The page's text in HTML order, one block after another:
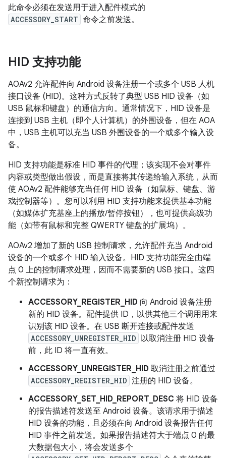
此命令必须在发送用于进入配件模式的
ACCESSORY_START 命令之前发送。
HID 支持功能
AOAv2 允许配件向 Android 设备注册一个或多个 USB 人机
接口设备 (HID)。这种方式反转了典型 USB HID 设备（如
USB 鼠标和键盘）的通信方向。通常情况下，HID 设备是
连接到 USB 主机（即个人计算机）的外围设备，但在 AOA
中，USB 主机可以充当 USB 外围设备的一个或多个输入设
备。
HID 支持功能是标准 HID 事件的代理；该实现不会对事件
内容或类型做出假设，而是直接将其传递给输入系统，从而
使 AOAv2 配件能够充当任何 HID 设备（如鼠标、键盘、游
戏控制器等）。您可以利用 HID 支持功能来提供基本功能
（如媒体扩充基座上的播放/暂停按钮），也可提供高级功
能（如带有鼠标和完整 QWERTY 键盘的扩展坞）。
AOAv2 增加了新的 USB 控制请求，允许配件充当 Android
设备的一个或多个 HID 输入设备。HID 支持功能完全由端
点 0 上的控制请求处理，因而不需要新的 USB 接口。这四
个新控制请求为：
ACCESSORY_REGISTER_HID 向 Android 设备注册
新的 HID 设备。配件提供 ID，以供其他三个调用用来
识别该 HID 设备。在 USB 断开连接或配件发送
ACCESSORY_UNREGISTER_HID 以取消注册 HID 设备
前，此 ID 将一直有效。
ACCESSORY_UNREGISTER_HID 取消注册之前通过
ACCESSORY_REGISTER_HID 注册的 HID 设备。
ACCESSORY_SET_HID_REPORT_DESC 将 HID 设备
的报告描述符发送至 Android 设备。该请求用于描述
HID 设备的功能，且必须在向 Android 设备报告任何
HID 事件之前发送。如果报告描述符大于端点 0 的最
大数据包大小，将会发送多个